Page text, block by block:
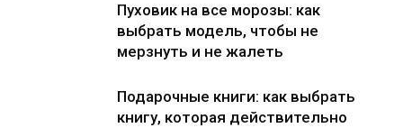
Пуховик на все морозы: как
выбрать модель, чтобы не
мерзнуть и не жалеть
Подарочные книги: как выбрать
книгу, которая действительно